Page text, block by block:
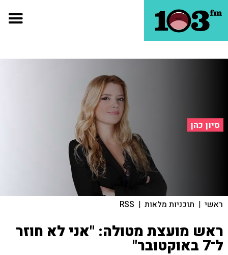
סיון כהן
ראשי | תוכניות מלאות |
RSS
ראש מועצת מטולה: "אני לא חוזר
ל־7 באוקטובר"